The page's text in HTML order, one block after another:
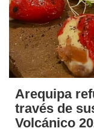
Arequipa
través de
Volcánico